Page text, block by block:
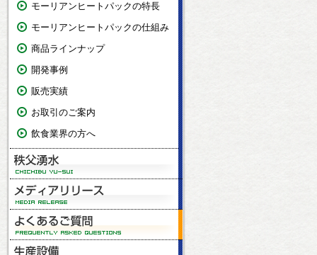
モーリアンヒートパックの特長
モーリアンヒートパックの仕組み
商品ラインナップ
開発事例
販売実績
お取引のご案内
飲食業界の方へ